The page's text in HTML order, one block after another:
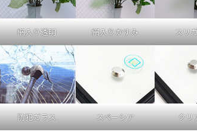
網入り透明 網入りかすみ スリ
防犯ガラス スペーシア クリ